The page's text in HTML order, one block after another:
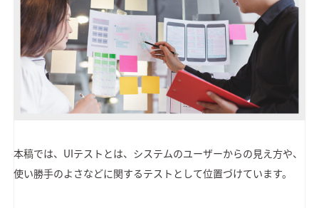
本稿では、UIテストとは、システムのユーザーからの見え方や、
使い勝手のよさなどに関するテストとして位置づけています。